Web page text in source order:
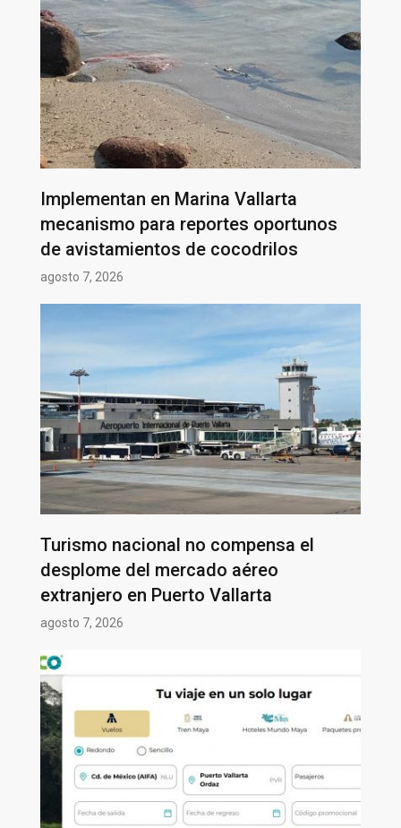
Implementan en Marina Vallarta
mecanismo para reportes oportunos
de avistamientos de cocodrilos
agosto 7, 2026
Turismo nacional no compensa el
desplome del mercado aéreo
extranjero en Puerto Vallarta
agosto 7, 2026